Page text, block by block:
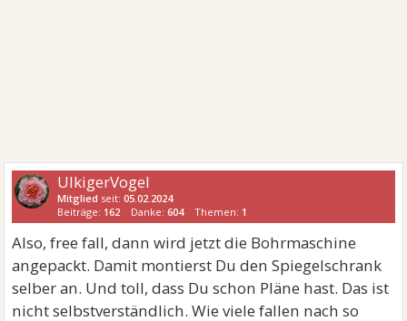
UlkigerVogel
Mitglied seit:05.02.2024
Beiträge: 162 Danke:604 Themen: 1
Also, free fall, dann wird jetzt die Bohrmaschine
angepackt. Damit montierst Du den Spiegelschrank
selber an. Und toll, dass Du schon Pläne hast. Das ist
nicht selbstverständlich. Wie viele fallen nach so